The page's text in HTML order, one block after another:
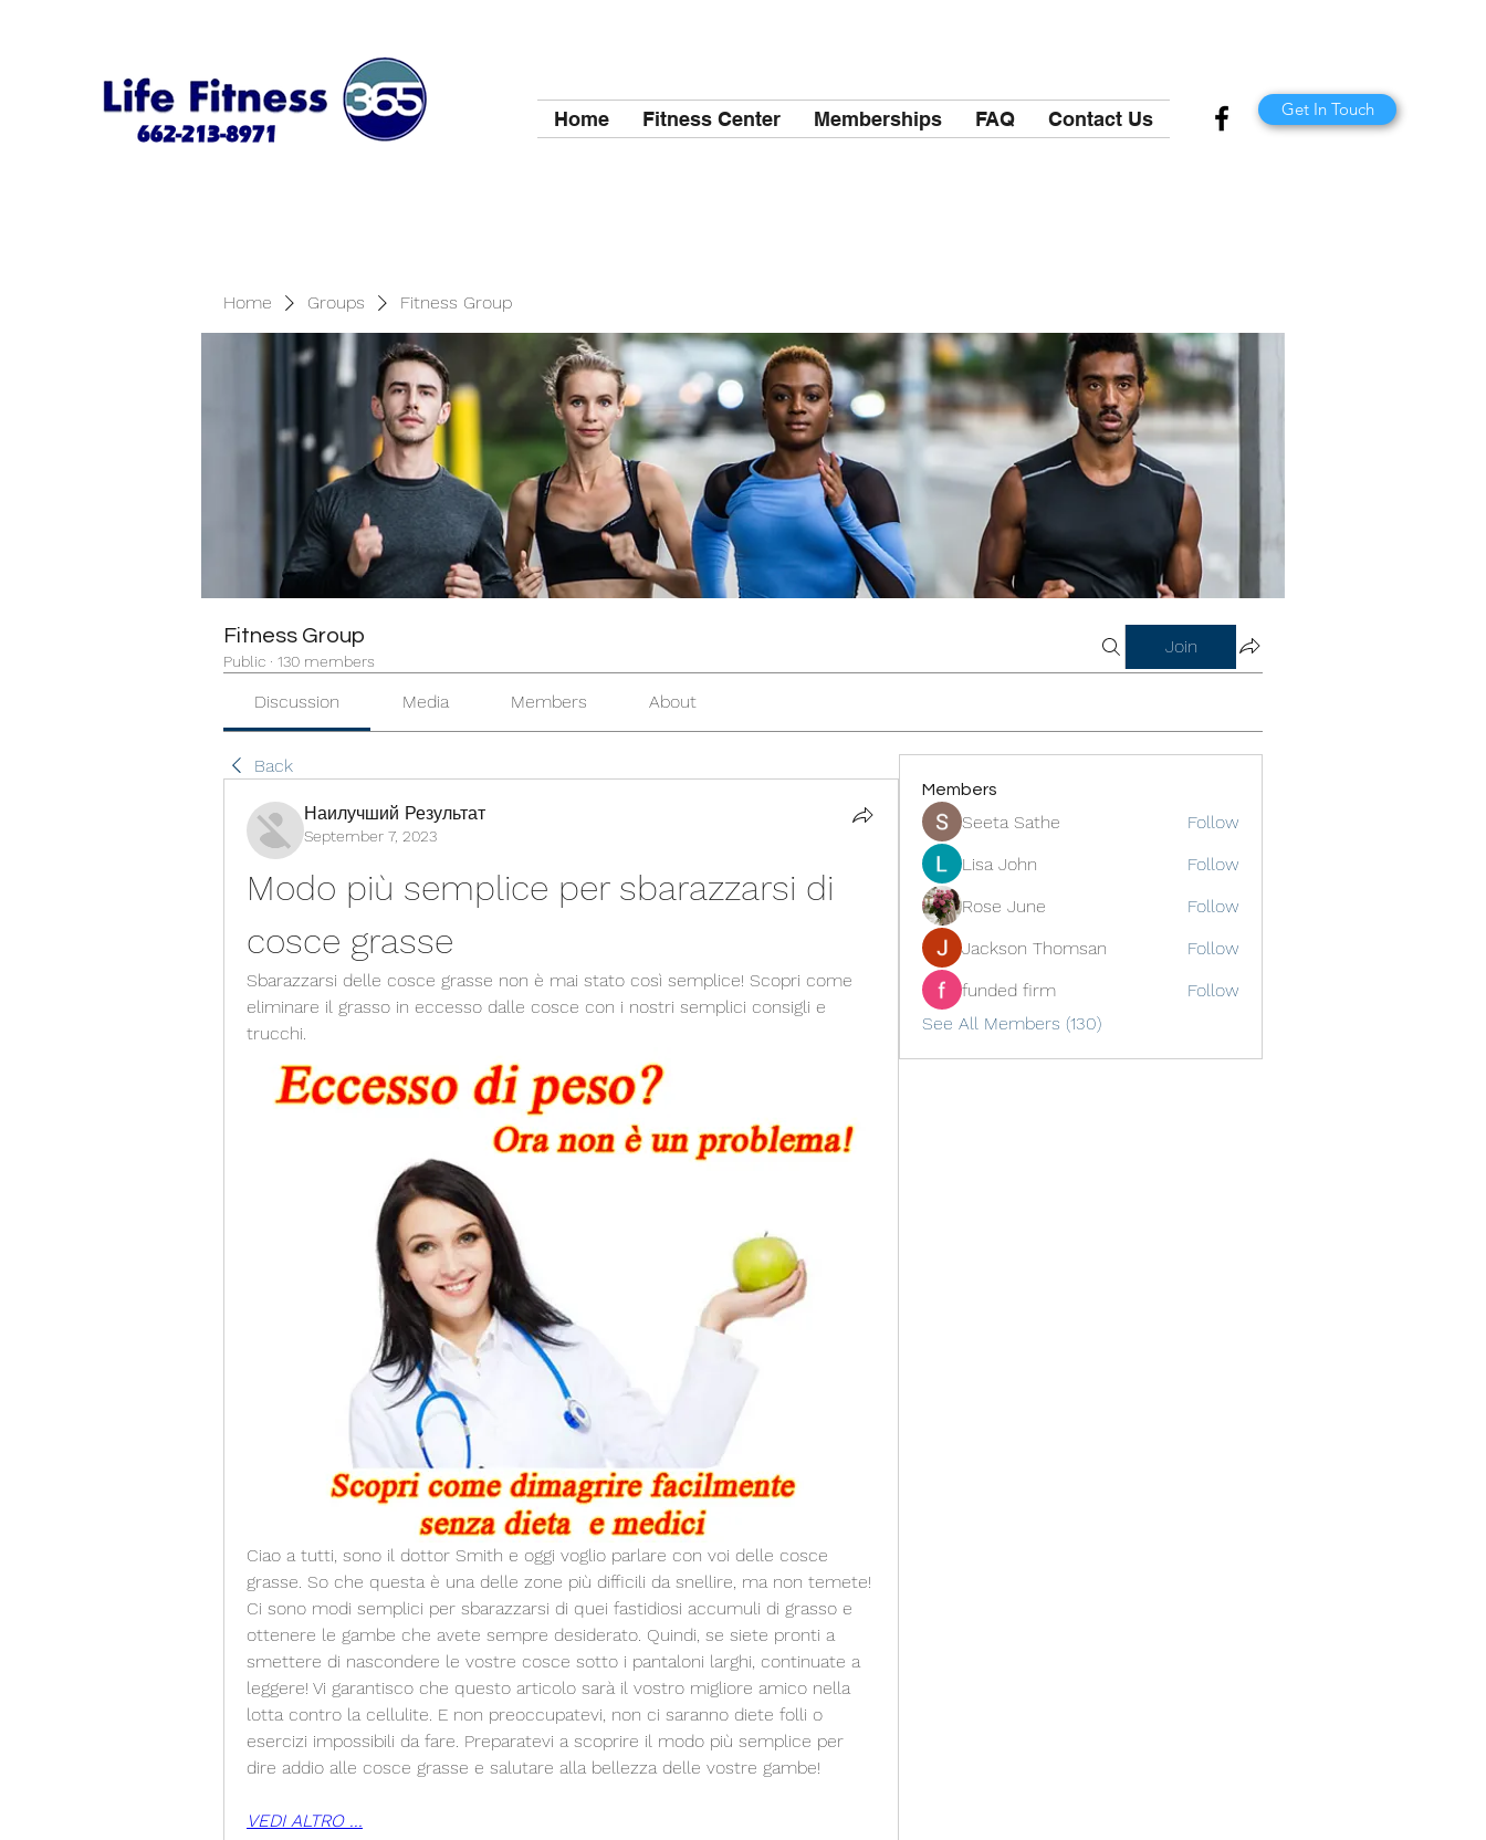
Home Fitness Center Memberships FAQ Contact Us Get In Touch
Home Groups Fitness Group
Fitness Group
Public · 130 members
Join
Discussion Media Members About
Back
Наилучший Результат
September 7, 2023
Modo più semplice per sbarazzarsi di
cosce grasse
Sbarazzarsi delle cosce grasse non è mai stato così semplice! Scopri come
eliminare il grasso in eccesso dalle cosce con i nostri semplici consigli e
trucchi.
Ciao a tutti, sono il dottor Smith e oggi voglio parlare con voi delle cosce
grasse. So che questa è una delle zone più difficili da snellire, ma non temete!
Ci sono modi semplici per sbarazzarsi di quei fastidiosi accumuli di grasso e
ottenere le gambe che avete sempre desiderato. Quindi, se siete pronti a
smettere di nascondere le vostre cosce sotto i pantaloni larghi, continuate a
leggere! Vi garantisco che questo articolo sarà il vostro migliore amico nella
lotta contro la cellulite. E non preoccupatevi, non ci saranno diete folli o
esercizi impossibili da fare. Preparatevi a scoprire il modo più semplice per
dire addio alle cosce grasse e salutare alla bellezza delle vostre gambe!
VEDI ALTRO ...
Members
Seeta Sathe
Follow
Lisa John
Follow
Rose June
Follow
Jackson Thomsan
Follow
funded firm
Follow
See All Members (130)